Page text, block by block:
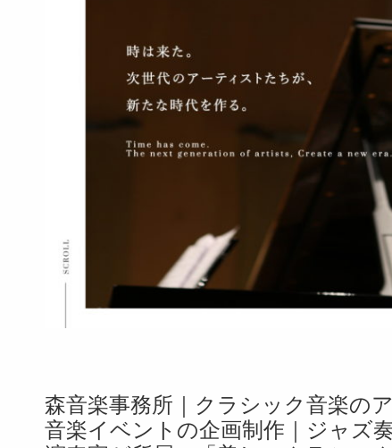
森音楽事務所｜クラシック音楽の
音楽イベントの企画制作｜ジャズ